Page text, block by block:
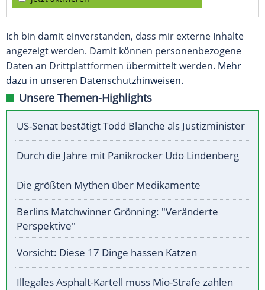
Ich bin damit einverstanden, dass mir externe Inhalte
angezeigt werden. Damit können personenbezogene
Daten an Drittplattformen übermittelt werden. Mehr
dazu in unseren Datenschutzhinweisen.
Unsere Themen-Highlights
US-Senat bestätigt Todd Blanche als Justizminister
Durch die Jahre mit Panikrocker Udo Lindenberg
Die größten Mythen über Medikamente
Berlins Matchwinner Grönning: "Veränderte
Perspektive"
Vorsicht: Diese 17 Dinge hassen Katzen
Illegales Asphalt-Kartell muss Mio-Strafe zahlen